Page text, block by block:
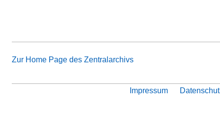
Zur Home Page des Zentralarchivs
Impressum